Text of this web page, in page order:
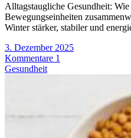
Alltagstaugliche Gesundheit:
Bewegungseinheiten
Winter stärker, stabiler und
3. Dezember 2025
Kommentare 1
Gesundheit